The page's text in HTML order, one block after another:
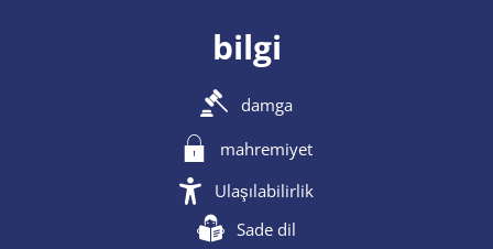
bilgi
damga
mahremiyet
Ulaşılabilirlik
Sade dil